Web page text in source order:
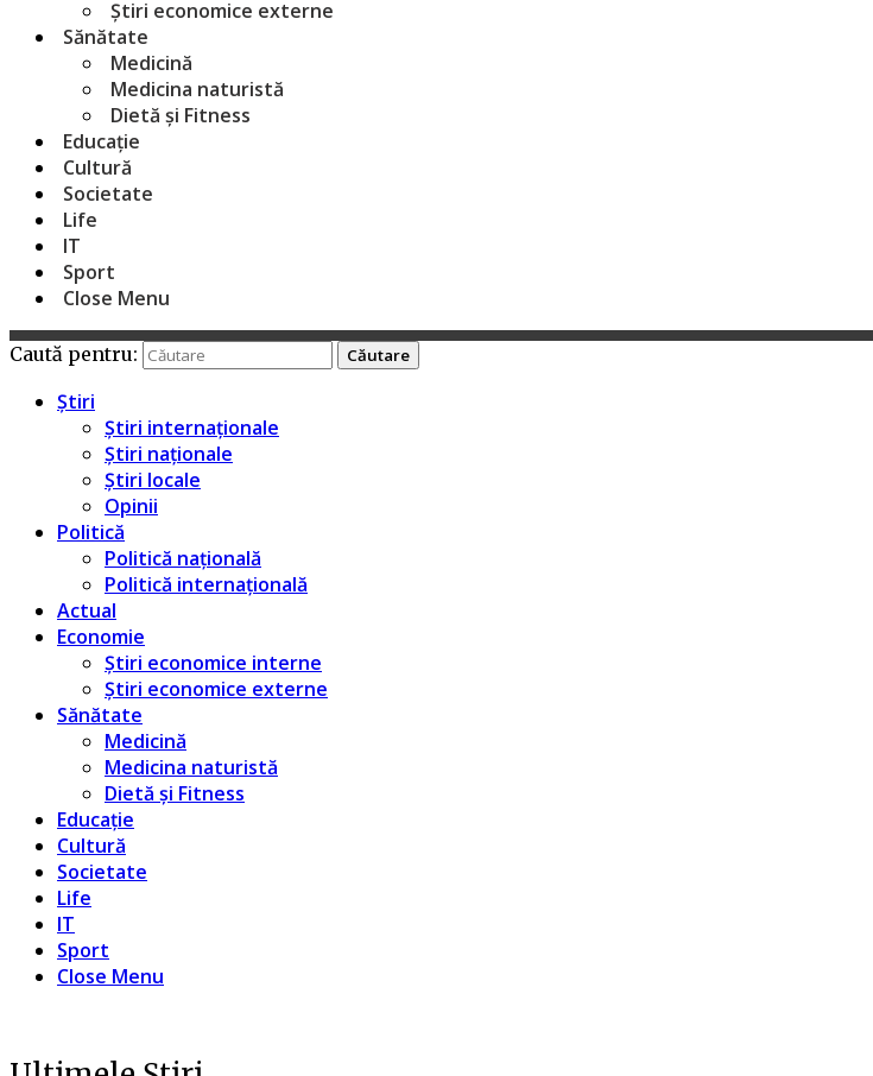
Știri economice externe
Sănătate
Medicină
Medicina naturistă
Dietă și Fitness
Educație
Cultură
Societate
Life
IT
Sport
Close Menu
Caută pentru:
Știri
Știri internaționale
Știri naționale
Știri locale
Opinii
Politică
Politică națională
Politică internațională
Actual
Economie
Știri economice interne
Știri economice externe
Sănătate
Medicină
Medicina naturistă
Dietă și Fitness
Educație
Cultură
Societate
Life
IT
Sport
Close Menu